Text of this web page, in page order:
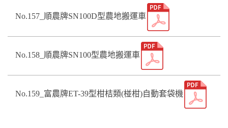
No.157_順農牌SN100D型農地搬運車
No.158_順農牌SN100型農地搬運車
No.159_富農牌ET-39型柑桔類(椪柑)自動套袋機